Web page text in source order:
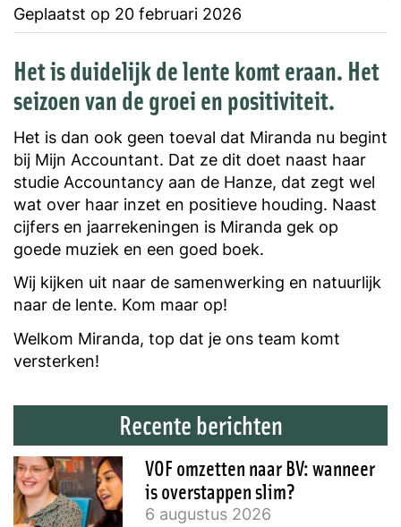
Geplaatst op 20 februari 2026
Het is duidelijk de lente komt eraan. Het
seizoen van de groei en positiviteit.
Het is dan ook geen toeval dat Miranda nu begint
bij Mijn Accountant. Dat ze dit doet naast haar
studie Accountancy aan de Hanze, dat zegt wel
wat over haar inzet en positieve houding. Naast
cijfers en jaarrekeningen is Miranda gek op
goede muziek en een goed boek.
Wij kijken uit naar de samenwerking en natuurlijk
naar de lente. Kom maar op!
Welkom Miranda, top dat je ons team komt
versterken!
Recente berichten
VOF omzetten naar BV: wanneer
is overstappen slim?
6 augustus 2026